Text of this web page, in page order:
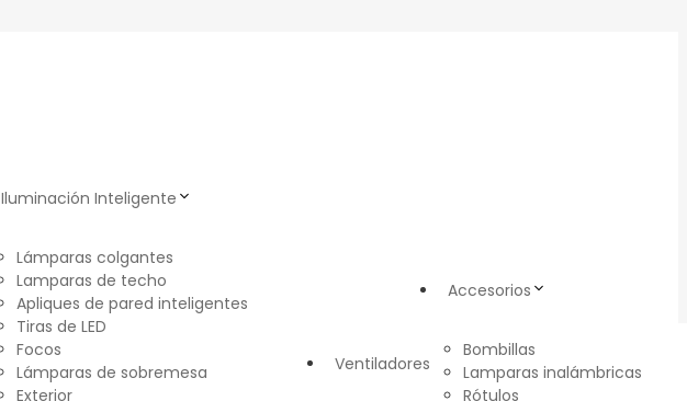
Iluminación Inteligente
Lámparas colgantes
Lamparas de techo
Apliques de pared inteligentes
Tiras de LED
Focos
Lámparas de sobremesa
Exterior
Ventiladores
Accesorios
Bombillas
Lamparas inalámbricas
Rótulos